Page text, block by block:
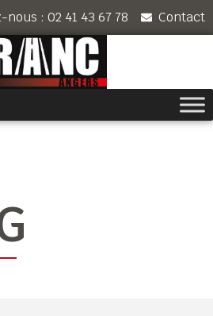
: 02 41 43 67 78 Contact